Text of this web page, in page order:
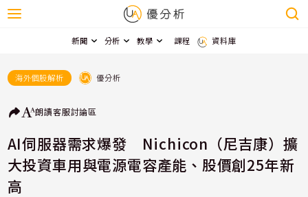
新聞 分析 教學 課程 資料庫
海外個股解析 優分析
朗讀客服討論區
AI伺服器需求爆發 Nichicon（尼吉康）擴
大投資車用與電源電容產能、股價創25年新
高